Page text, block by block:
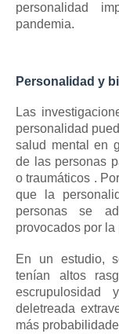
personalidad
pandemia.
Personalidad y
Las
personalidad
salud mental en
de las personas
o traumáticos .
que la
personas se
provocados por la
En un estudio,
tenían altos
escrupulosidad
deletreada
más